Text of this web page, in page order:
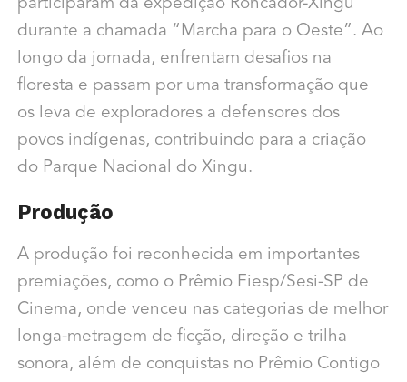
participaram da expedição Roncador-Xingu
durante a chamada “Marcha para o Oeste”. Ao
longo da jornada, enfrentam desafios na
floresta e passam por uma transformação que
os leva de exploradores a defensores dos
povos indígenas, contribuindo para a criação
do Parque Nacional do Xingu.
Produção
A produção foi reconhecida em importantes
premiações, como o Prêmio Fiesp/Sesi-SP de
Cinema, onde venceu nas categorias de melhor
longa-metragem de ficção, direção e trilha
sonora, além de conquistas no Prêmio Contigo